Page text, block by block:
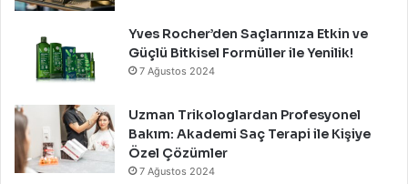
Yves Rocher’den Saçlarınıza Etkin ve
Güçlü Bitkisel Formüller ile Yenilik!
7 Ağustos 2024
Uzman Trikologlardan Profesyonel
Bakım: Akademi Saç Terapi ile Kişiye
Özel Çözümler
7 Ağustos 2024